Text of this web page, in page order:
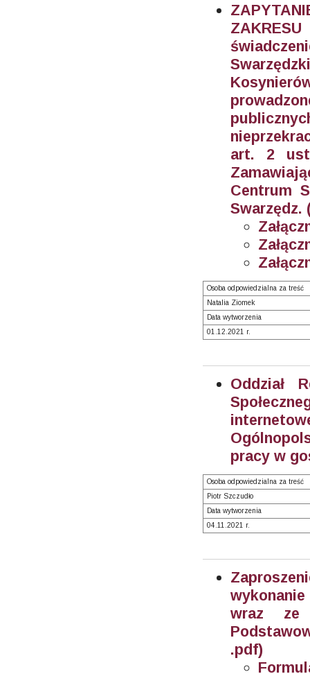
art. 2
Centrum
Swarzędz.
Osoba odpowiedzialna za treść
Natalia Ziomek
Data wytworzenia
01.12.2021 r.
Oddział
pracy w
Osoba odpowiedzialna za treść
Piotr Szczudło
Data wytworzenia
04.11.2021 r.
wraz ze
.pdf)